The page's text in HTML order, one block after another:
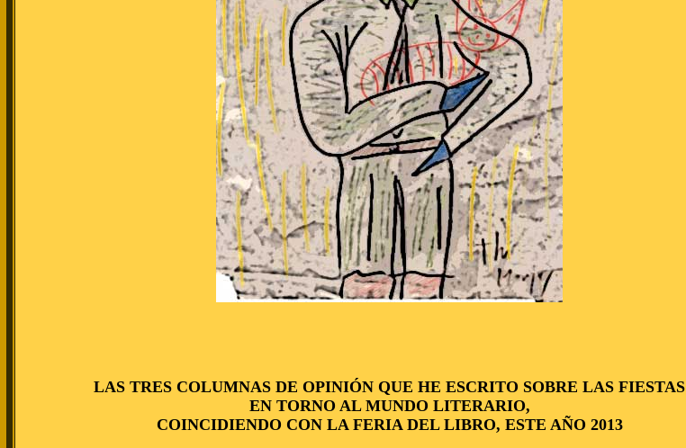
LAS TRES COLUMNAS DE OPINIÓN QUE HE ESCRITO SOBRE LAS FIESTAS
EN TORNO AL MUNDO LITERARIO,
COINCIDIENDO CON LA FERIA DEL LIBRO, ESTE AÑO 2013